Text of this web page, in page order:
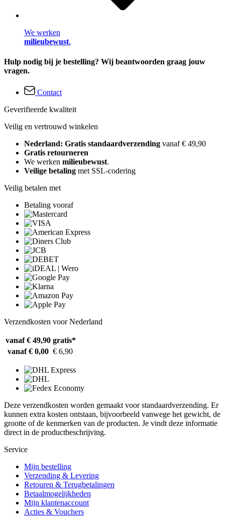
We werken
milieubewust.
Hulp nodig bij je bestelling? Wij beantwoorden graag jouw
vragen.
Contact
Geverifieerde kwaliteit
Veilig en vertrouwd winkelen
Nederland: Gratis standaardverzending vanaf € 49,90
Gratis retourneren
We werken milieubewust.
Veilige betaling met SSL-codering
Veilig betalen met
Betaling vooraf
Verzendkosten voor Nederland
vanaf € 49,90 gratis*
vanaf € 0,00 € 6,90
Deze verzendkosten worden gemaakt voor standaardverzending. Er
kunnen extra kosten ontstaan, bijvoorbeeld vanwege het gewicht, de
grootte of de kenmerken van de producten. Je vindt deze informatie
direct in de productbeschrijving.
Service
Mijn bestelling
Verzending & Levering
Retouren & Terugbetalingen
Betaalmogelijkheden
Mijn klantenaccount
Acties & Vouchers